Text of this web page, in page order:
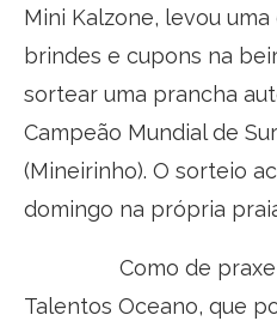
Mini Kalzone, levou
brindes e cupons na
sortear uma prancha
Campeão Mundial de
(Mineirinho). O sorteio
domingo na própria
Como de praxe
Talentos Oceano, que